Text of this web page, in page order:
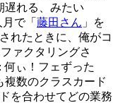
遅れる、みたい
で「 藤田さん 」を
れたときに、俺がコ
ァクタリングさ
ぃ！フェずった
複数のクラスカード
を合わせてどの業務